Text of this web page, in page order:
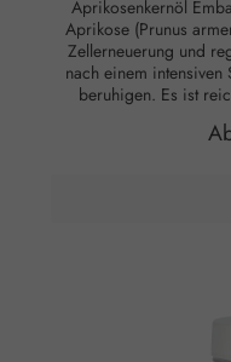
Aprikosenkernöl
Aprikose (Prunus
Zellerneuerung und
nach einem
beruhigen. Es ist
gesättigten Fettsäuren. Hauttyp:
anspruchsvolle Haut,
Waschen in die